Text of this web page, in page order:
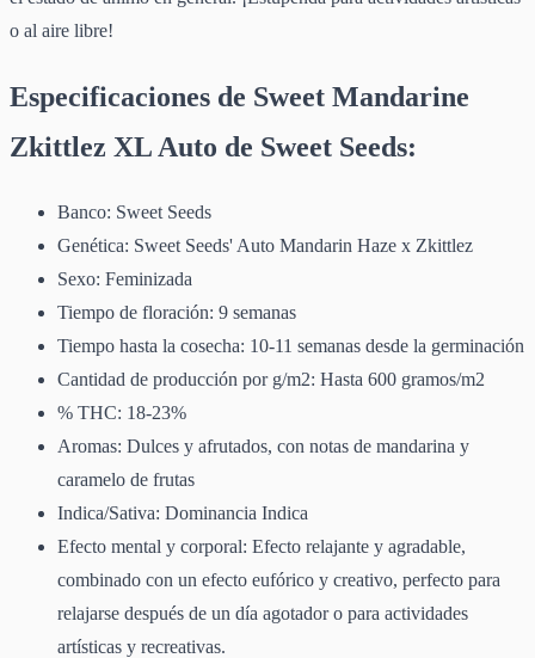
o al aire libre!
Especificaciones de Sweet Mandarine
Zkittlez XL Auto de Sweet Seeds:
Banco: Sweet Seeds
Genética: Sweet Seeds' Auto Mandarin Haze x Zkittlez
Sexo: Feminizada
Tiempo de floración: 9 semanas
Tiempo hasta la cosecha: 10-11 semanas desde la germinación
Cantidad de producción por g/m2: Hasta 600 gramos/m2
% THC: 18-23%
Aromas: Dulces y afrutados, con notas de mandarina y
caramelo de frutas
Indica/Sativa: Dominancia Indica
Efecto mental y corporal: Efecto relajante y agradable,
combinado con un efecto eufórico y creativo, perfecto para
relajarse después de un día agotador o para actividades
artísticas y recreativas.